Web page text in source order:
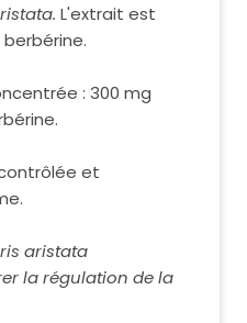
L'extrait est
: 300 mg
et
aristata
la régulation de la